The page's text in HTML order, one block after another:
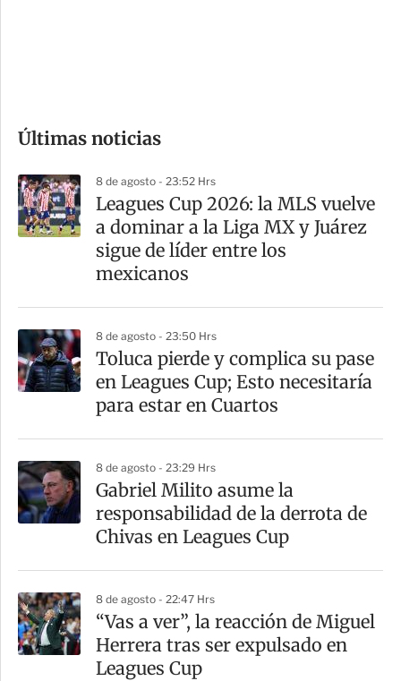
m
a
r
t
Últimas noticias
8 de agosto - 23:52 Hrs
Leagues Cup 2026: la MLS vuelve
a dominar a la Liga MX y Juárez
sigue de líder entre los
mexicanos
8 de agosto - 23:50 Hrs
Toluca pierde y complica su pase
en Leagues Cup; Esto necesitaría
para estar en Cuartos
8 de agosto - 23:29 Hrs
Gabriel Milito asume la
responsabilidad de la derrota de
Chivas en Leagues Cup
8 de agosto - 22:47 Hrs
“Vas a ver”, la reacción de Miguel
Herrera tras ser expulsado en
Leagues Cup